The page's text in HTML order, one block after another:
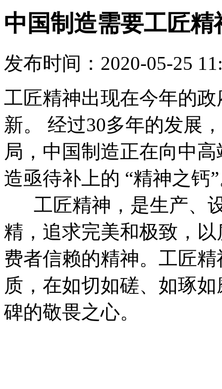
中国制造需要工匠精
发布时间：2020-05-25
工匠精神出现在今年的
新。 经过30多年的发展
局，中国制造正在向中
造亟待补上的 “精神之钙
工匠精神，是生产、
精，追求完美和极致，
费者信赖的精神。工匠
质，在如切如磋、如琢
碑的敬畏之心。